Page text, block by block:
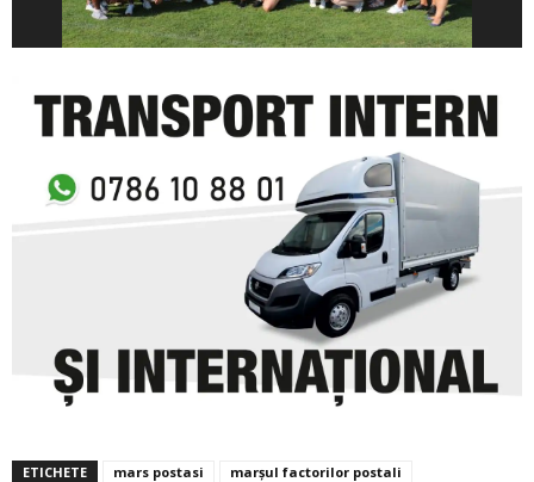
ETICHETE mars postasi marșul factorilor postali